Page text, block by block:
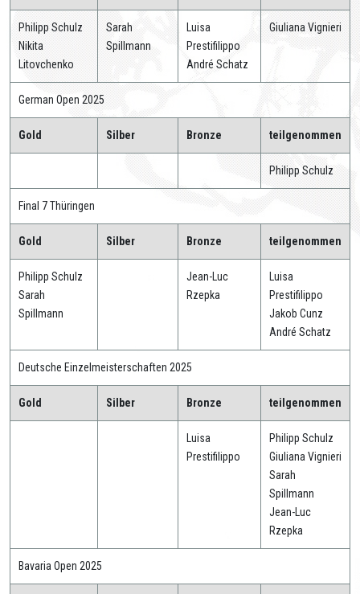
Philipp Schulz
Nikita
Litovchenko
Sarah
Spillmann
Luisa
Prestifilippo
André Schatz
Giuliana Vignieri
German Open 2025
Gold Silber Bronze teilgenommen
Philipp Schulz
Final 7 Thüringen
Gold Silber Bronze teilgenommen
Philipp Schulz
Sarah
Spillmann
Jean-Luc
Rzepka
Luisa
Prestifilippo
Jakob Cunz
André Schatz
Deutsche Einzelmeisterschaften 2025
Gold Silber Bronze teilgenommen
Luisa
Prestifilippo
Philipp Schulz
Giuliana Vignieri
Sarah
Spillmann
Jean-Luc
Rzepka
Bavaria Open 2025